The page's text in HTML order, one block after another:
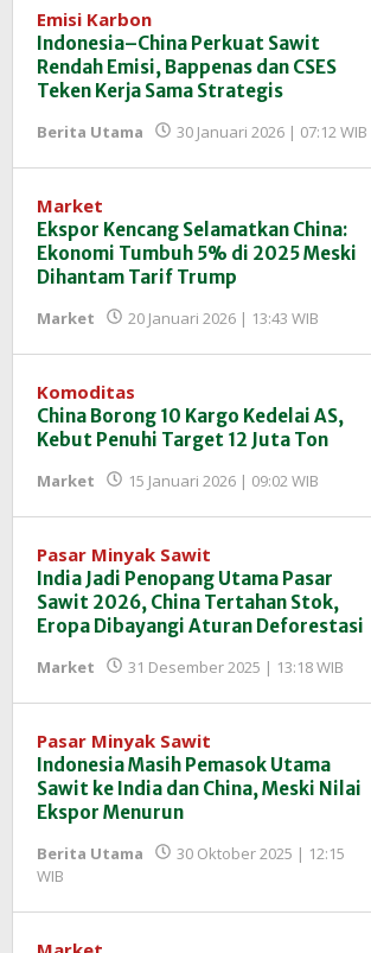
Emisi Karbon
Indonesia–China Perkuat Sawit
Rendah Emisi, Bappenas dan CSES
Teken Kerja Sama Strategis
Berita Utama 30 Januari 2026 | 07:12 WIB
Market
Ekspor Kencang Selamatkan China:
Ekonomi Tumbuh 5% di 2025 Meski
Dihantam Tarif Trump
Market 20 Januari 2026 | 13:43 WIB
Komoditas
China Borong 10 Kargo Kedelai AS,
Kebut Penuhi Target 12 Juta Ton
Market 15 Januari 2026 | 09:02 WIB
Pasar Minyak Sawit
India Jadi Penopang Utama Pasar
Sawit 2026, China Tertahan Stok,
Eropa Dibayangi Aturan Deforestasi
Market 31 Desember 2025 | 13:18 WIB
Pasar Minyak Sawit
Indonesia Masih Pemasok Utama
Sawit ke India dan China, Meski Nilai
Ekspor Menurun
Berita Utama
30 Oktober 2025 | 12:15
WIB
InfoSAWIT